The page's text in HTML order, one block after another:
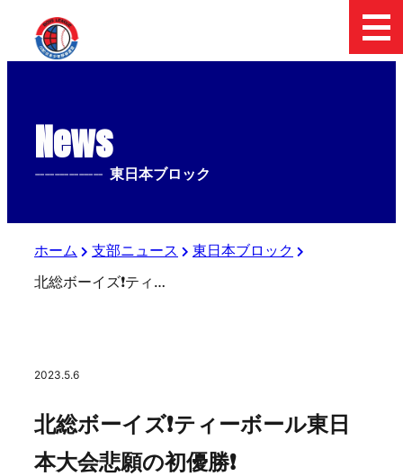
News
-------------- 東日本ブロック
ホーム 支部ニュース
東日本ブロック
北総ボーイズ❗️ティーボール東日本大会悲願の初優勝❗️
2023.5.6
北総ボーイズ❗️ティーボール東日
本大会悲願の初優勝❗️